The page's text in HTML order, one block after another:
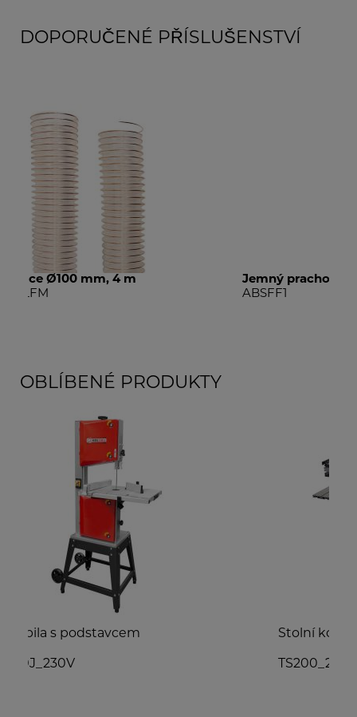
DOPORUČENÉ PŘÍSLUŠENSTVÍ
Jemný prachový filtr
ABSFF1
OBLÍBENÉ PRODUKTY
Stolní kotoučová pila
TS200_230V